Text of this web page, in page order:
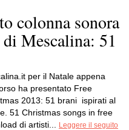
colonna sonora
Mescalina: 51
per il Natale appena
ha presentato Free
2013: 51 brani ispirati al
51 Christmas songs in free
di artisti...
Leggere il seguito